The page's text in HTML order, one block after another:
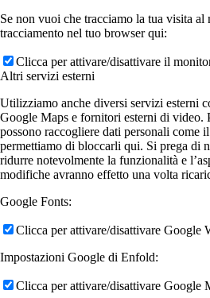
Se non vuoi che tracciamo la tua visita
tracciamento nel tuo browser qui:
Clicca per attivare/disattivare il
Altri servizi esterni
Utilizziamo anche diversi servizi esterni
Google Maps e fornitori esterni di video.
possono raccogliere dati personali come
permettiamo di bloccarli qui. Si prega di
ridurre notevolmente la funzionalità e
modifiche avranno effetto una volta
Google Fonts:
Clicca per attivare/disattivare Google
Impostazioni Google di Enfold:
Clicca per attivare/disattivare Google